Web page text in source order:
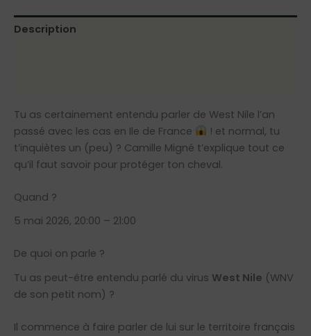
Description
Tu as certainement entendu parler de West Nile l’an
passé avec les cas en Ile de France
! et normal, tu
t’inquiètes un (peu) ? Camille Migné t’explique tout ce
qu’il faut savoir pour protéger ton cheval.
Quand ?
5 mai 2026, 20:00 – 21:00
De quoi on parle ?
Tu as peut-être entendu parlé du virus West Nile (WNV
de son petit nom) ?
Il commence à faire parler de lui sur le territoire français